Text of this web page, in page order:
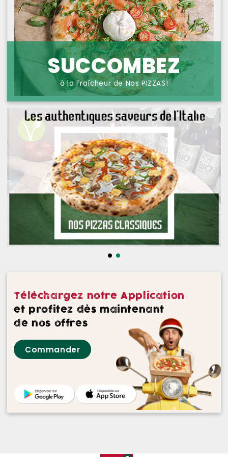
NOS PIZZAS FROMAGES
NOS SAVEURS D AILLEURS
OFFRE PRIMA
OFFRE MEZZO
MENUS BAMBINO
NOS PATES GRATINEES
NOS BURRITOS GRATINES
NOS PANINIS
NOS SALADES
NOS DESSERTS
NOS VINS ROUGES
NOS VINS ROSES
NOS VINS BLANCS
PROTECTION DES
DONNÉES
SUCCOMBEZ
à la Fraîcheur de Nos PIZZAS!
Téléchargez notre Application
et profitez dès maintenant
de nos offres
Commander